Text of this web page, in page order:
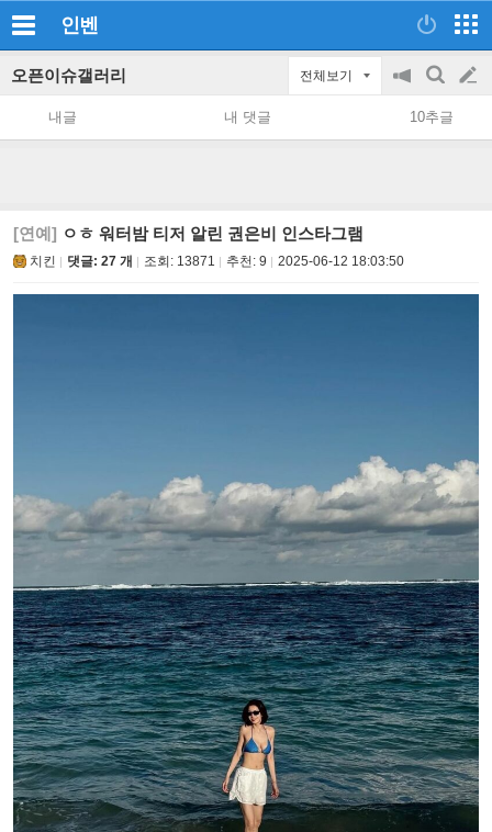
인벤
오픈이슈갤러리 전체보기
공
지
on/off
검
색
글
쓰
내글 내 댓글 10추글
[연예] ㅇㅎ 워터밤 티저 알린 권은비 인스타그램
치킨 댓글: 27 개 조회: 13871 추천: 9 2025-06-12 18:03:50